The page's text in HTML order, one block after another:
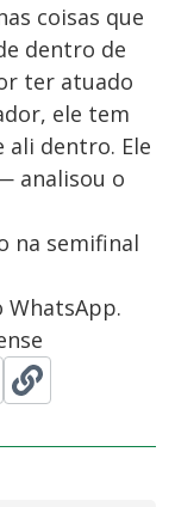
coisas que
dentro de
ter atuado
ele tem
ali dentro. Ele
analisou o
na semifinal